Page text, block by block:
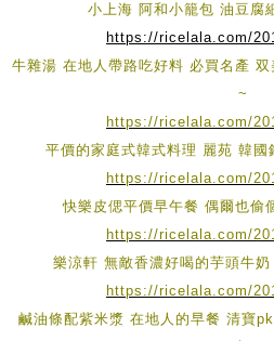
小上海 阿和小籠包 油豆腐
https://ricelala.com/
牛雜湯 在地人帶路吃好料 必買名產
~
https://ricelala.com/
平價的家庭式韓式料理 麗苑 韓國
https://ricelala.com/
快樂皮偲平價早午餐 偶爾也偷
https://ricelala.com/
樂涼軒 無敵香濃好喝的芋頭牛
https://ricelala.com/
鹹油條配紫米漿 在地人的早餐 清寶